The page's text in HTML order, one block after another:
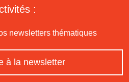
:
newsletters thématiques
à la newsletter